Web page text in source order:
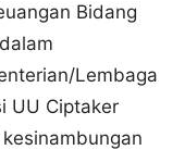
Bidang
Lembaga
UU Ciptaker